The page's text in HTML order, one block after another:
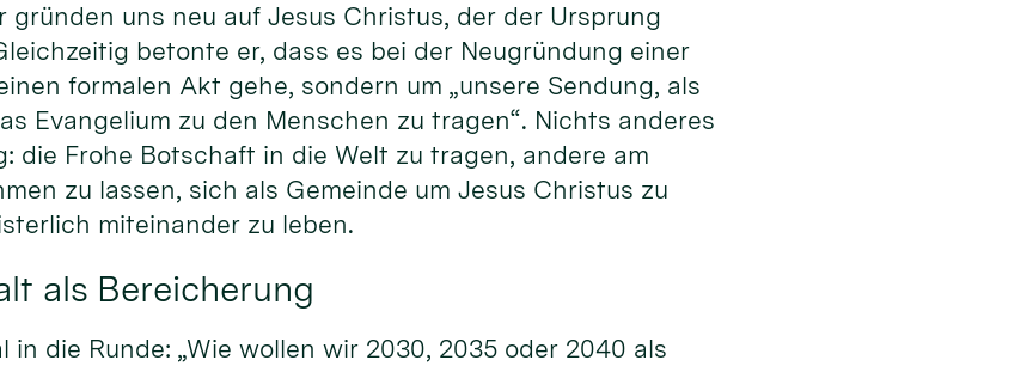
gründen uns neu auf Jesus Christus, der der Ursprung
betonte er, dass es bei der Neugründung einer
formalen Akt gehe, sondern um „unsere Sendung, als
Evangelium zu den Menschen zu tragen“. Nichts anderes
die Frohe Botschaft in die Welt zu tragen, andere am
zu lassen, sich als Gemeinde um Jesus Christus zu
miteinander zu leben.
als Bereicherung
die Runde: „Wie wollen wir 2030, 2035 oder 2040 als